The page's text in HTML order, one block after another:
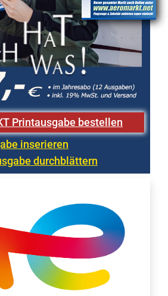
Printausgabe bestellen
inserieren
durchblättern